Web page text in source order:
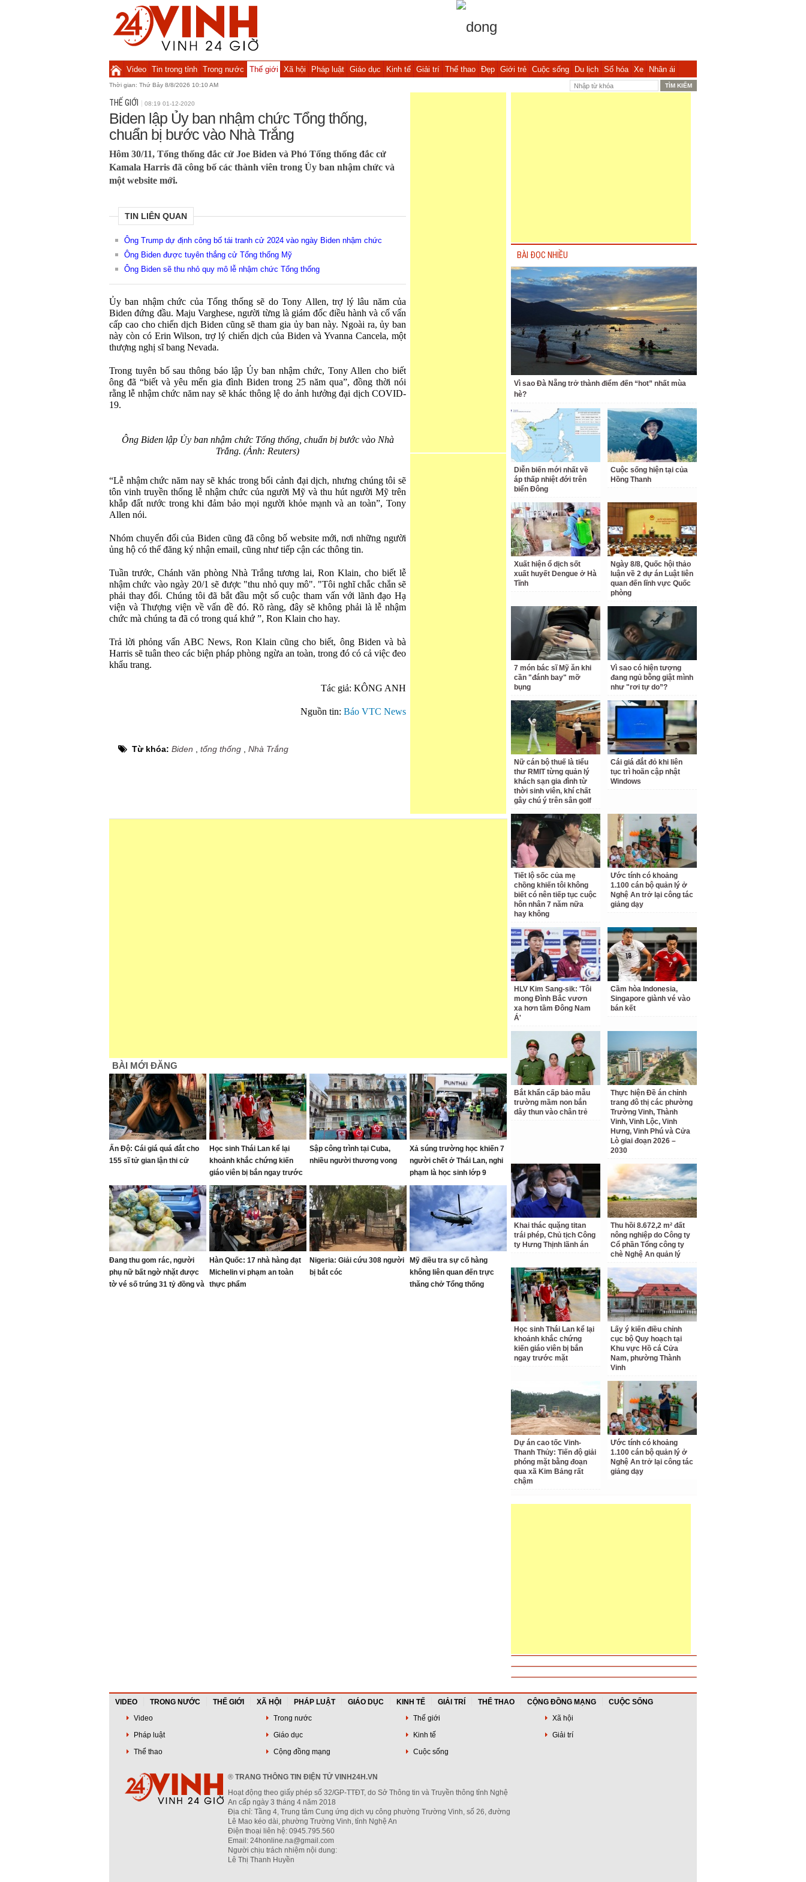
Video Tin trong tỉnh Trong nước Thế giới Xã hội Pháp luật Giáo dục Kinh tế Giải trí Thể thao Đẹp Giới trẻ Cuộc sống Du lịch Số hóa Xe Nhân ái
Thời gian: Thứ Bảy 8/8/2026 10:10 AM
THẾ GIỚI 08:19 01-12-2020
Biden lập Ủy ban nhậm chức Tổng thống,
chuẩn bị bước vào Nhà Trắng
Hôm 30/11, Tổng thống đắc cử Joe Biden và Phó Tổng thống đắc cử
Kamala Harris đã công bố các thành viên trong Ủy ban nhậm chức và
một website mới.
TIN LIÊN QUAN
Ông Trump dự định công bố tái tranh cử 2024 vào ngày Biden nhậm chức
Ông Biden được tuyên thắng cử Tổng thống Mỹ
Ông Biden sẽ thu nhỏ quy mô lễ nhậm chức Tổng thống
Ủy ban nhậm chức của Tổng thống sẽ do Tony Allen, trợ lý lâu năm của
Biden đứng đầu. Maju Varghese, người từng là giám đốc điều hành và cố vấn
cấp cao cho chiến dịch Biden cũng sẽ tham gia ủy ban này. Ngoài ra, ủy ban
này còn có Erin Wilson, trợ lý chiến dịch của Biden và Yvanna Cancela, một
thượng nghị sĩ bang Nevada.
Trong tuyên bố sau thông báo lập Ủy ban nhậm chức, Tony Allen cho biết
ông đã “biết và yêu mến gia đình Biden trong 25 năm qua”, đồng thời nói
rằng lễ nhậm chức năm nay sẽ khác thông lệ do ảnh hưởng đại dịch COVID-
19.
Ông Biden lập Ủy ban nhậm chức Tổng thống, chuẩn bị bước vào Nhà
Trắng. (Ảnh: Reuters)
“Lễ nhậm chức năm nay sẽ khác trong bối cảnh đại dịch, nhưng chúng tôi sẽ
tôn vinh truyền thống lễ nhậm chức của người Mỹ và thu hút người Mỹ trên
khắp đất nước trong khi đảm bảo mọi người khỏe mạnh và an toàn”, Tony
Allen nói.
Nhóm chuyển đổi của Biden cũng đã công bố website mới, nơi những người
ủng hộ có thể đăng ký nhận email, cũng như tiếp cận các thông tin.
Tuần trước, Chánh văn phòng Nhà Trắng tương lai, Ron Klain, cho biết lễ
nhậm chức vào ngày 20/1 sẽ được "thu nhỏ quy mô". "Tôi nghĩ chắc chắn sẽ
phải thay đổi. Chúng tôi đã bắt đầu một số cuộc tham vấn với lãnh đạo Hạ
viện và Thượng viện về vấn đề đó. Rõ ràng, đây sẽ không phải là lễ nhậm
chức mà chúng ta đã có trong quá khứ ”, Ron Klain cho hay.
Trả lời phỏng vấn ABC News, Ron Klain cũng cho biết, ông Biden và bà
Harris sẽ tuân theo các biện pháp phòng ngừa an toàn, trong đó có cả việc đeo
khẩu trang.
Tác giả: KÔNG ANH
Nguồn tin: Báo VTC News
Từ khóa: Biden tổng thống Nhà Trắng
BÀI MỚI ĐĂNG
Ấn Độ: Cái giá quá đắt cho
155 sĩ tử gian lận thi cử
Học sinh Thái Lan kể lại
khoảnh khắc chứng kiến
giáo viên bị bắn ngay trước
mặt
Sập công trình tại Cuba,
nhiều người thương vong
Xả súng trường học khiến 7
người chết ở Thái Lan, nghi
phạm là học sinh lớp 9
Đang thu gom rác, người
phụ nữ bất ngờ nhặt được
tờ vé số trúng 31 tỷ đồng và
Hàn Quốc: 17 nhà hàng đạt
Michelin vi phạm an toàn
thực phẩm
Nigeria: Giải cứu 308 người
bị bắt cóc
Mỹ điều tra sự cố hàng
không liên quan đến trực
thăng chở Tổng thống
BÀI ĐỌC NHIỀU
Vì sao Đà Nẵng trở thành điểm đến “hot” nhất mùa
hè?
Diễn biến mới nhất về
áp thấp nhiệt đới trên
biển Đông
Cuộc sống hiện tại của
Hồng Thanh
Xuất hiện ổ dịch sốt
xuất huyết Dengue ở Hà
Tĩnh
Ngày 8/8, Quốc hội thảo
luận về 2 dự án Luật liên
quan đến lĩnh vực Quốc
phòng
7 món bác sĩ Mỹ ăn khi
cần "đánh bay" mỡ
bụng
Vì sao có hiện tượng
đang ngủ bỗng giật mình
như "rơi tự do”?
Nữ cán bộ thuế là tiểu
thư RMIT từng quản lý
khách sạn gia đình từ
thời sinh viên, khí chất
gây chú ý trên sân golf
Cái giá đắt đỏ khi liên
tục trì hoãn cập nhật
Windows
Tiết lộ sốc của mẹ
chồng khiến tôi không
biết có nên tiếp tục cuộc
hôn nhân 7 năm nữa
hay không
Ước tính có khoảng
1.100 cán bộ quản lý ở
Nghệ An trở lại công tác
giảng dạy
HLV Kim Sang-sik: 'Tôi
mong Đình Bắc vươn
xa hơn tầm Đông Nam
Á'
Cầm hòa Indonesia,
Singapore giành vé vào
bán kết
Bắt khẩn cấp bảo mẫu
trường mầm non bắn
dây thun vào chân trẻ
Thực hiện Đề án chỉnh
trang đô thị các phường
Trường Vinh, Thành
Vinh, Vinh Lộc, Vinh
Hưng, Vinh Phú và Cửa
Lò giai đoạn 2026 –
2030
Khai thác quặng titan
trái phép, Chủ tịch Công
ty Hưng Thịnh lãnh án
Thu hồi 8.672,2 m² đất
nông nghiệp do Công ty
Cổ phần Tổng công ty
chè Nghệ An quản lý
Học sinh Thái Lan kể lại
khoảnh khắc chứng
kiến giáo viên bị bắn
ngay trước mặt
Lấy ý kiến điều chỉnh
cục bộ Quy hoạch tại
Khu vực Hồ cá Cửa
Nam, phường Thành
Vinh
Dự án cao tốc Vinh-
Thanh Thủy: Tiến độ giải
phóng mặt bằng đoạn
qua xã Kim Bảng rất
chậm
Ước tính có khoảng
1.100 cán bộ quản lý ở
Nghệ An trở lại công tác
giảng dạy
VIDEO TRONG NƯỚC THẾ GIỚI XÃ HỘI PHÁP LUẬT GIÁO DỤC KINH TẾ GIẢI TRÍ THỂ THAO CỘNG ĐỒNG MẠNG
CUỘC SỐNG
Video
Trong nước Thế giới
Xã hội
Pháp luật
Giáo dục Kinh tế
Giải trí
Thể thao
Cộng đồng mạng Cuộc sống
® TRANG THÔNG TIN ĐIỆN TỬ VINH24H.VN
Hoạt động theo giấy phép số 32/GP-TTĐT, do Sở Thông tin và Truyền thông tỉnh Nghệ
An cấp ngày 3 tháng 4 năm 2018
Địa chỉ: Tầng 4, Trung tâm Cung ứng dịch vụ công phường Trường Vinh, số 26, đường
Lê Mao kéo dài, phường Trường Vinh, tỉnh Nghệ An
Điện thoại liên hệ: 0945.795.560
Email: 24honline.na@gmail.com
Người chịu trách nhiệm nội dung:
Lê Thị Thanh Huyền